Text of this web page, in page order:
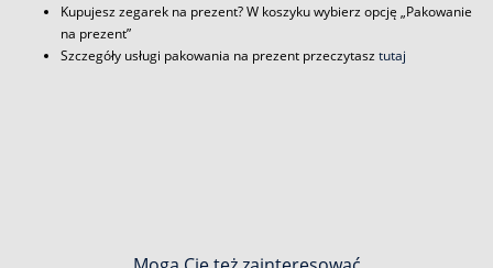
Kupujesz zegarek na prezent? W koszyku wybierz opcję „Pakowanie
na prezent”
Szczegóły usługi pakowania na prezent przeczytasztutaj